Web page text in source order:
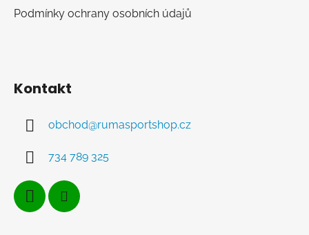
Podmínky ochrany osobních údajů
Kontakt
obchod@rumasportshop.cz
734 789 325